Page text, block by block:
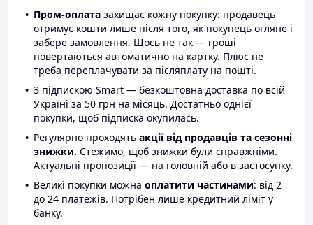
Пром-оплата захищає кожну покупку: продавець
отримує кошти лише після того, як покупець огляне і
забере замовлення. Щось не так — гроші
повертаються автоматично на картку. Плюс не
треба переплачувати за післяплату на пошті.
З підпискою Smart — безкоштовна доставка по всій
Україні за 50 грн на місяць. Достатньо однієї
покупки, щоб підписка окупилась.
Регулярно проходять акції від продавців та сезонні
знижки. Стежимо, щоб знижки були справжніми.
Актуальні пропозиції — на головній або в застосунку.
Великі покупки можна оплатити частинами: від 2
до 24 платежів. Потрібен лише кредитний ліміт у
банку.